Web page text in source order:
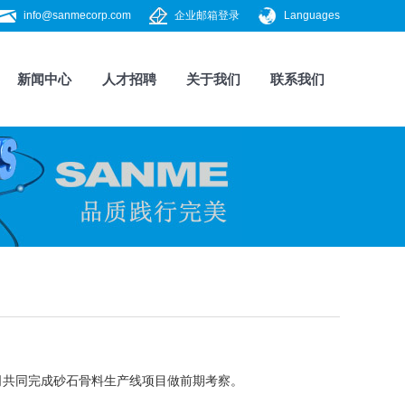
Languages
企业邮箱登录
info@sanmecorp.com
新闻中心 人才招聘 关于我们 联系我们
同完成砂石骨料生产线项目做前期考察。